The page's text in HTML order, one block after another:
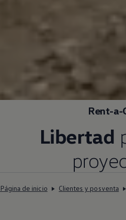
Rent-a-
Libertad
Página de inicio Clientes y posventa